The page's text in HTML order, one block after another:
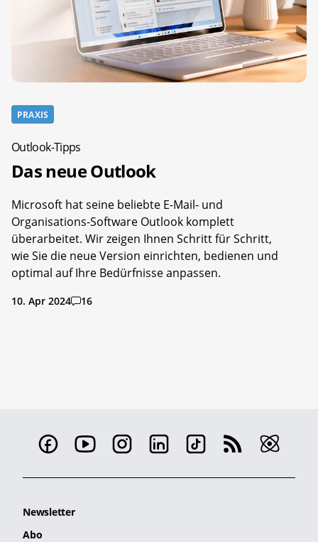
PRAXIS
Outlook-Tipps
Das neue Outlook
Microsoft hat seine beliebte E-Mail- und
Organisations-Software Outlook komplett
überarbeitet. Wir zeigen Ihnen Schritt für Schritt,
wie Sie die neue Version einrichten, bedienen und
optimal auf Ihre Bedürfnisse anpassen.
10. Apr 2024 16
Newsletter
Abo